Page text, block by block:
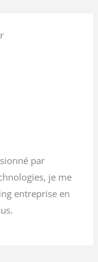
par
je me
entreprise en